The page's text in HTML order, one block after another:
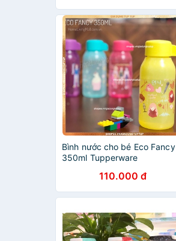
Bình nước cho bé Eco Fancy
350ml Tupperware
110.000 đ